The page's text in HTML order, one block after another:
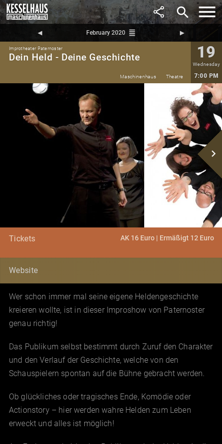
search
◀︎ February 2020 reorder ▶︎
Improtheater Paternoster
Dein Held - Deine Geschichte 19
Wednesday
7:00 PM
Maschinenhaus Theatre
navigate_next
Tickets AK 16 Euro | Ermäßigt 12 Euro
Website
Wer schon immer mal seine eigene Heldengeschichte
kreieren wollte, ist in dieser Improshow von Paternoster
genau richtig!
Das Publikum selbst bestimmt durch Zuruf den Charakter
und den Verlauf der Geschichte, welche von den
Schauspielern spontan auf die Bühne gebracht werden.
Ob glückliches oder tragisches Ende, Komödie oder
Actionstory – hier werden wahre Helden zum Leben
erweckt und alles ist möglich!